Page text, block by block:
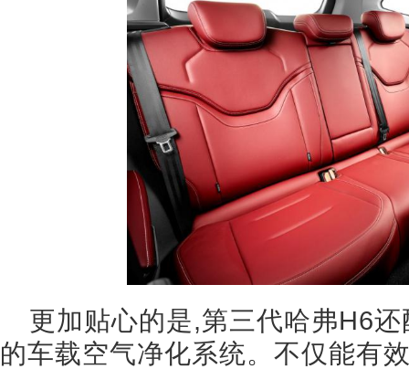
更加贴心的是,第三代哈弗H6
的车载空气净化系统。不仅能有